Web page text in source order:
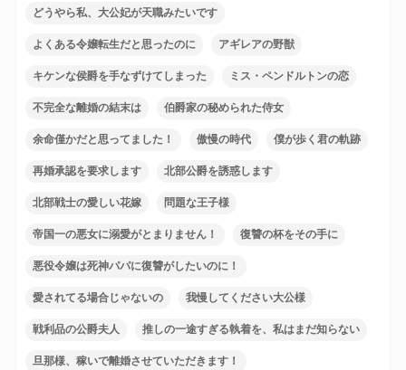
どうやら私、大公妃が天職みたいです
よくある令嬢転生だと思ったのに アギレアの野獣
キケンな侯爵を手なずけてしまった ミス・ペンドルトンの恋
不完全な離婚の結末は 伯爵家の秘められた侍女
余命僅かだと思ってました！ 傲慢の時代 僕が歩く君の軌跡
再婚承認を要求します 北部公爵を誘惑します
北部戦士の愛しい花嫁 問題な王子様
帝国一の悪女に溺愛がとまりません！ 復讐の杯をその手に
悪役令嬢は死神パパに復讐がしたいのに！
愛されてる場合じゃないの 我慢してください大公様
戦利品の公爵夫人 推しの一途すぎる執着を、私はまだ知らない
旦那様、稼いで離婚させていただきます！